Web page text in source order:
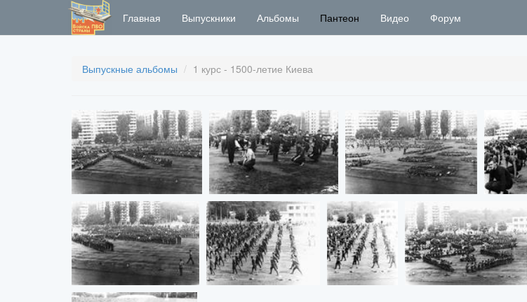
Главная Выпускники Альбомы Пантеон Видео Форум
Выпускные альбомы 1 курс - 1500-летие Киева